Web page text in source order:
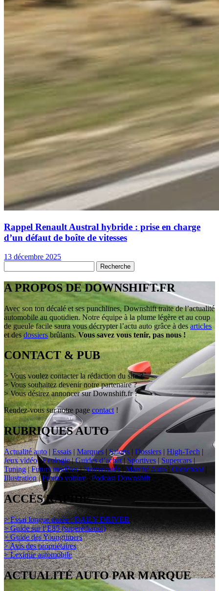
Rappel Renault Austral hybride : prise en charge
d’un défaut de boîte de vitesses
13 décembre 2025
A PROPOS DE DOWNSHIFT.FR
Avec son ton décalé et ses punchlines, Downshift traite de l’actualité
automobile au quotidien. Notre équipe à la plume légère et au coup
de gueule facile saura vous décrypter l’actu auto grâce à des articles
et des dossiers brûlants. Vous savez vous tenir, pas nous !
CONTACT & PUB
> Vous voulez contacter la rédaction du site ?
> Vous souhaitez devenir notre partenaire ?
> Vous désirez annoncer sur Downshift.fr ?
Rendez-vous sur notre page contact !
RUBRIQUES AUTO
Actualité auto | Essais | Marques |Salons | Dossiers | High-Tech |
Jeux vidéo|Ecologie|Guides d’achat | Sportives | Supercars |
Tuning|Futurs modèles|Nouveautés| Marché Auto | Oldschool |
Illustration|Promo voiture Podcast Downshift
ACCÈS RAPIDE
> Essai longue durée : DAILY DRIVER
> Guide sur l’E85 (superéthanol)
> Guide des Youngtimers
> Avis des propriétaires
> Lexique automobile
ACTUALITÉ AUTO PAR MARQUE